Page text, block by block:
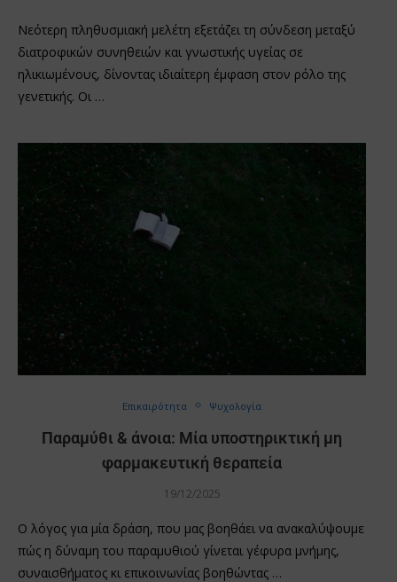
Νεότερη πληθυσμιακή μελέτη εξετάζει τη σύνδεση μεταξύ
διατροφικών συνηθειών και γνωστικής υγείας σε
ηλικιωμένους, δίνοντας ιδιαίτερη έμφαση στον ρόλο της
γενετικής. Οι …
Επικαιρότητα Ψυχολογία
Παραμύθι & άνοια: Μία υποστηρικτική μη
φαρμακευτική θεραπεία
19/12/2025
Ο λόγος για μία δράση, που μας βοηθάει να ανακαλύψουμε
πώς η δύναμη του παραμυθιού γίνεται γέφυρα μνήμης,
συναισθήματος κι επικοινωνίας βοηθώντας …